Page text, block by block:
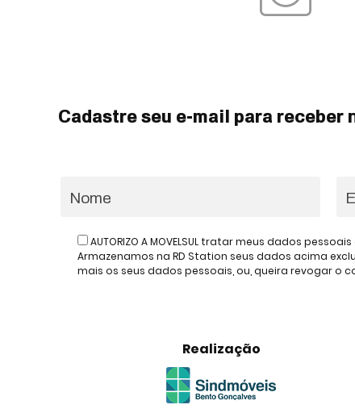
Cadastre seu e-mail para receber
AUTORIZO A MOVELSUL tratar meus dados
Armazenamos na RD Station seus dados acima
mais os seus dados pessoais, ou, queira revogar
Realização